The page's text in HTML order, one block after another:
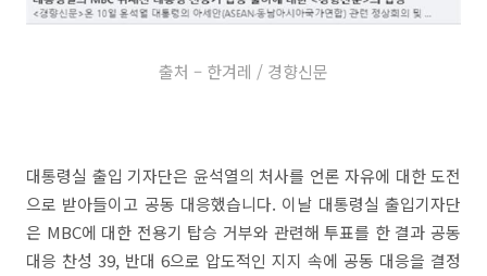
출처 – 한겨레 / 경향신문
대통령실 출입 기자단은 윤석열의 처사를 언론 자유에 대한 도전
으로 받아들이고 공동 대응했습니다. 이날 대통령실 출입기자단
은 MBC에 대한 전용기 탑승 거부와 관련해 투표를 한 결과 공동
대응 찬성 39, 반대 6으로 압도적인 지지 속에 공동 대응을 결정